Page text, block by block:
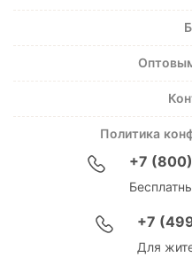
Политика
+7
+7
Для